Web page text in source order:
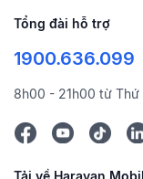
Tổng đài hỗ trợ
1900.636.099
8h00 - 21h00 từ Thứ